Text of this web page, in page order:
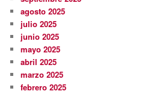
agosto 2025
julio 2025
junio 2025
mayo 2025
abril 2025
marzo 2025
febrero 2025